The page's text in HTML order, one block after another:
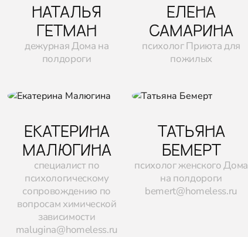
НАТАЛЬЯ
ГЕТМАН
дежурная Дома на
полдороги
ЕЛЕНА
САМАРИНА
психолог Приюта для
пожилых
ЕКАТЕРИНА
МАЛЮГИНА
специалист по
психологическому
сопровождению по
вопросам химической
зависимости
malugina@homeless.ru
ТАТЬЯНА
БЕМЕРТ
психолог женского Дома
на полдороги
bemert@homeless.ru